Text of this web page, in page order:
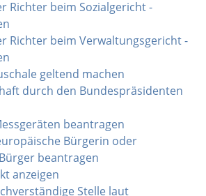
Richter beim Sozialgericht -
Richter beim Verwaltungsgericht -
geltend machen
durch den Bundespräsidenten
beantragen
Bürgerin oder
beantragen
anzeigen
Stelle laut